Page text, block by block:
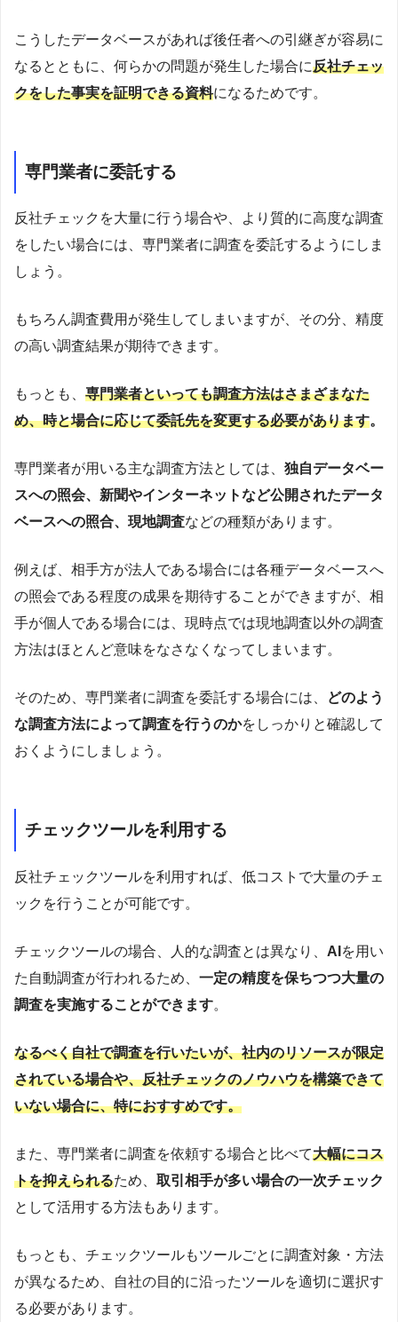
こうしたデータベースがあれば後任者への引継ぎが容易に
なるとともに、何らかの問題が発生した場合に反社チェッ
クをした事実を証明できる資料になるためです。
専門業者に委託する
反社チェックを大量に行う場合や、より質的に高度な調査
をしたい場合には、専門業者に調査を委託するようにしま
しょう。
もちろん調査費用が発生してしまいますが、その分、精度
の高い調査結果が期待できます。
もっとも、 専門業者といっても調査方法はさまざまなた
め、時と場合に応じて委託先を変更する必要があります。
専門業者が用いる主な調査方法としては、 独自データベー
スへの照会、新聞やインターネットなど公開されたデータ
ベースへの照合、現地調査などの種類があります。
例えば、相手方が法人である場合には各種データベースへ
の照会である程度の成果を期待することができますが、相
手が個人である場合には、現時点では現地調査以外の調査
方法はほとんど意味をなさなくなってしまいます。
そのため、専門業者に調査を委託する場合には、
どのよう
な調査方法によって調査を行うのかをしっかりと確認して
おくようにしましょう。
チェックツールを利用する
反社チェックツールを利用すれば、低コストで大量のチェ
ックを行うことが可能です。
チェックツールの場合、人的な調査とは異なり、 AI を用い
た自動調査が行われるため、 一定の精度を保ちつつ大量の
調査を実施することができます。
なるべく自社で調査を行いたいが、社内のリソースが限定
されている場合や、反社チェックのノウハウを構築できて
いない場合に、特におすすめです。
また、専門業者に調査を依頼する場合と比べて大幅にコス
トを抑えられるため、 取引相手が多い場合の一次チェック
として活用する方法もあります。
もっとも、チェックツールもツールごとに調査対象・方法
が異なるため、自社の目的に沿ったツールを適切に選択す
る必要があります。